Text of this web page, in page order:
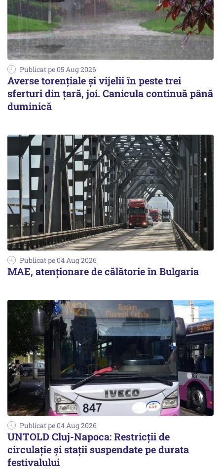
Publicat pe 05 Aug 2026
Averse torențiale și vijelii în peste trei
sferturi din țară, joi. Canicula continuă până
duminică
Publicat pe 04 Aug 2026
MAE, atenționare de călătorie în Bulgaria
Publicat pe 04 Aug 2026
UNTOLD Cluj-Napoca: Restricții de
circulație și stații suspendate pe durata
festivalului